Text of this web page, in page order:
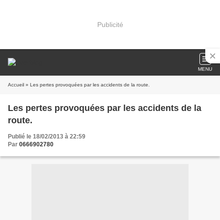
Publicité
MENU
Accueil » Les pertes provoquées par les accidents de la route.
Les pertes provoquées par les accidents de la
route.
Publié le 18/02/2013 à 22:59
Par 0666902780